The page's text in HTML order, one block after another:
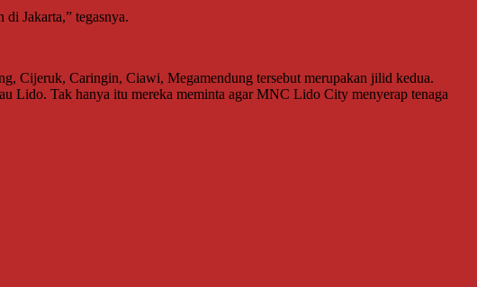
Jakarta,” tegasnya.
Cijeruk, Caringin, Ciawi, Megamendung tersebut merupakan jilid kedua.
Lido. Tak hanya itu mereka meminta agar MNC Lido City menyerap tenaga